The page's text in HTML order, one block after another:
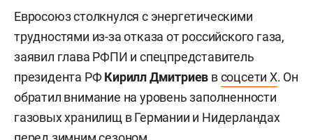
Евросоюз столкнулся с энергетическими
трудностями из-за отказа от российского газа,
заявил глава РФПИ и спецпредставитель
президента РФКирилл Дмитриев всоцсети X. Он
обратил внимание на уровень заполненности
газовых хранилищ в Германии и Нидерландах